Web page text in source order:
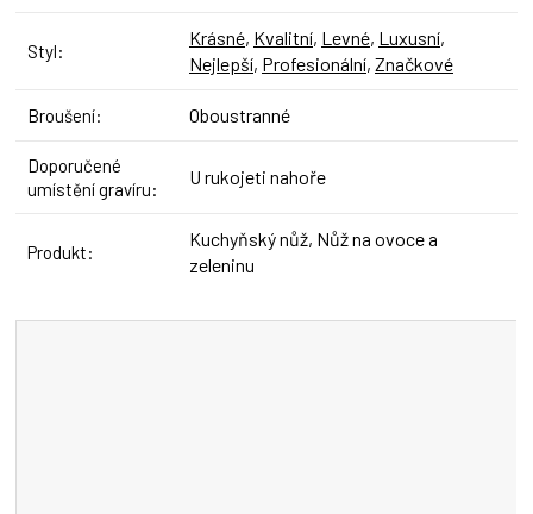
Styl:
Krásné, Kvalitní, Levné, Luxusní,
Nejlepší, Profesionální, Značkové
Broušení: Oboustranné
Doporučené
umístění gravíru:
U rukojeti nahoře
Produkt:
Kuchyňský nůž, Nůž na ovoce a
zeleninu